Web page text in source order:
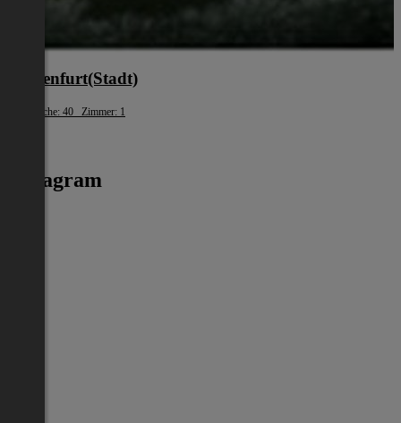
Klagenfurt(Stadt)
Wohnfläche: 40 Zimmer: 1
Instagram